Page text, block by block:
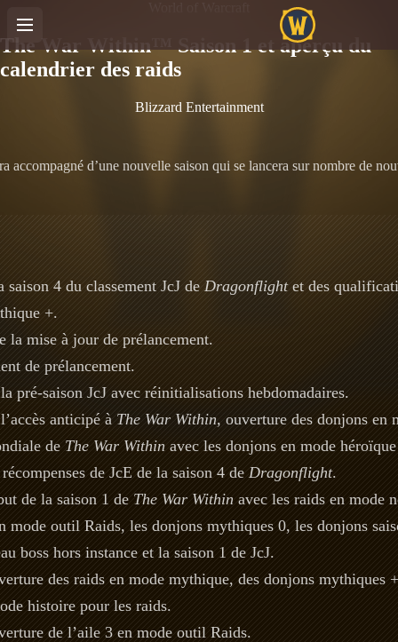
The War Within™ Saison 1 et aperçu du
calendrier des raids
Blizzard Entertainment
d’une nouvelle saison qui se lancera sur nombre de
4 du classement JcJ de Dragonflightet des
+.
la mise à jour de prélancement.
de prélancement.
pré-saison JcJ avec réinitialisations hebdomadaires.
anticipé à The War Within, ouverture des donjons en
de The War Within avec les donjons en mode
de JcE de la saison 4 de Dragonflight.
de la saison 1 de The War Within avec les raids en mode
mode outil Raids, les donjons mythiques 0, les donjons
boss hors instance et la saison 1 de JcJ.
des raids en mode mythique, des donjons mythiques
histoire pour les raids.
de l’aile 3 en mode outil Raids.